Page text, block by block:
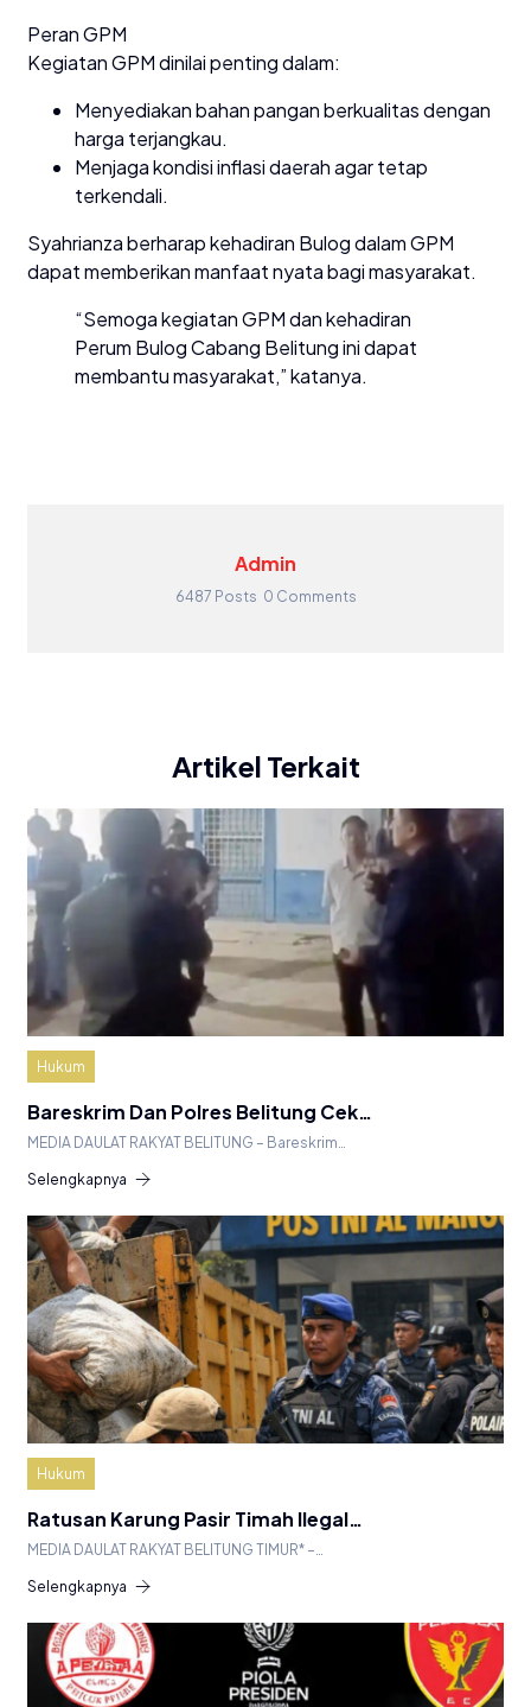
Peran GPM
Kegiatan GPM dinilai penting dalam:
Menyediakan bahan pangan berkualitas dengan
harga terjangkau.
Menjaga kondisi inflasi daerah agar tetap
terkendali.
Syahrianza berharap kehadiran Bulog dalam GPM
dapat memberikan manfaat nyata bagi masyarakat.
“Semoga kegiatan GPM dan kehadiran
Perum Bulog Cabang Belitung ini dapat
membantu masyarakat,” katanya.
Admin
6487 Posts 0 Comments
Artikel Terkait
Hukum
Bareskrim Dan Polres Belitung Cek…
MEDIA DAULAT RAKYAT BELITUNG – Bareskrim…
Selengkapnya
Hukum
Ratusan Karung Pasir Timah Ilegal…
MEDIA DAULAT RAKYAT BELITUNG TIMUR* –…
Selengkapnya